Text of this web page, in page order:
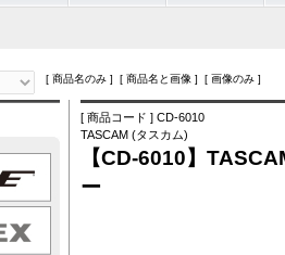
[ 商品名のみ ] [ 商品名と画像 ] [ 画像のみ ]
[ 商品コード ] CD-6010
TASCAM (タスカム)
【CD-6010】
ー